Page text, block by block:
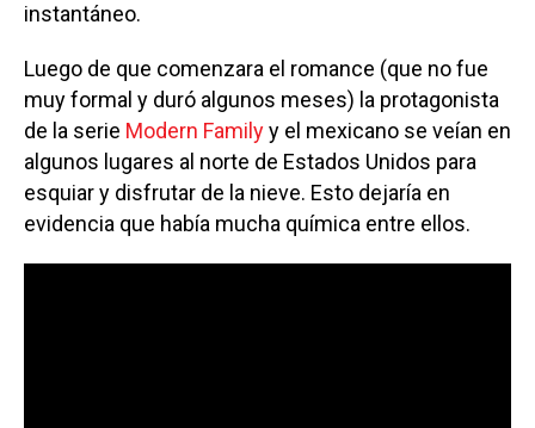
instantáneo.
Luego de que comenzara el romance (que no fue
muy formal y duró algunos meses) la protagonista
de la serie Modern Familyy el mexicano se veían en
algunos lugares al norte de Estados Unidos para
esquiar y disfrutar de la nieve. Esto dejaría en
evidencia que había mucha química entre ellos.